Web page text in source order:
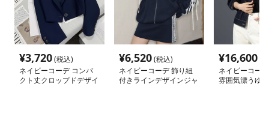
¥3,720(税込)
ネイビーコーデ コンパ
クト丈クロップドデザイ
¥6,520(税込)
ネイビーコーデ 飾り紐
付きラインデザインジャ
¥16,600
ネイビーコー
雰囲気漂うゆ